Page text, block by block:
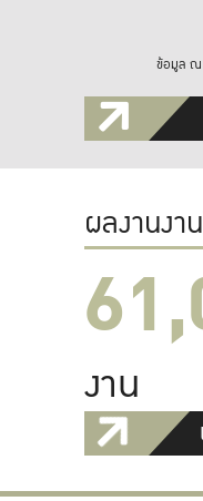
ข้อมูล ณ
ผลงานงา
งาน